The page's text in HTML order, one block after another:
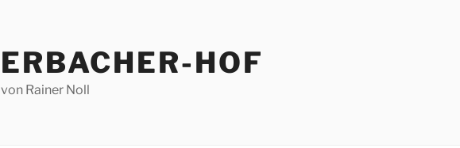
ERBACHER-HOF
von Rainer Noll